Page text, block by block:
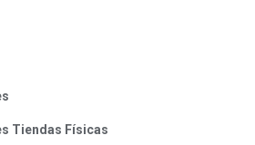
Tiendas Físicas